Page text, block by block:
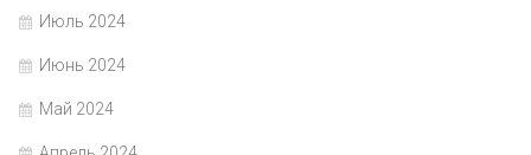
Июль 2024
Июнь 2024
Май 2024